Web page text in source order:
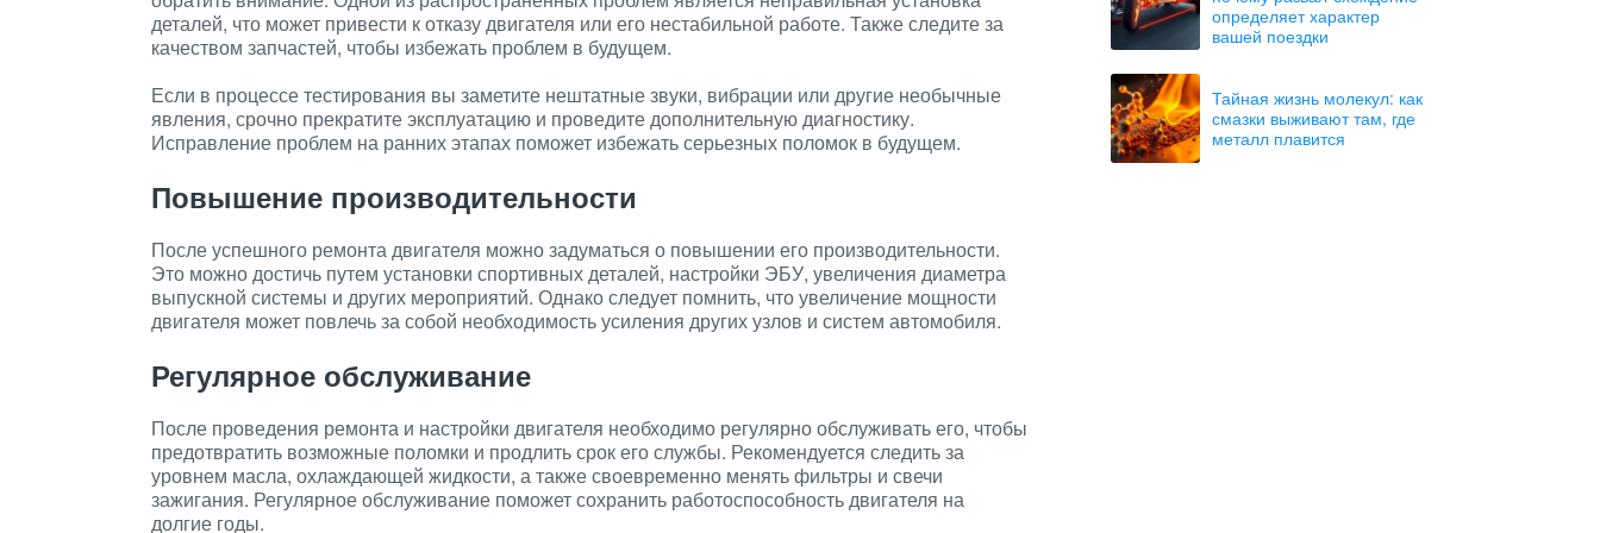
деталей, что может привести к отказу двигателя или его нестабильной работе. Также следите за
качеством запчастей, чтобы избежать проблем в будущем.
Если в процессе тестирования вы заметите нештатные звуки, вибрации или другие необычные
явления, срочно прекратите эксплуатацию и проведите дополнительную диагностику.
Исправление проблем на ранних этапах поможет избежать серьезных поломок в будущем.
Повышение производительности
После успешного ремонта двигателя можно задуматься о повышении его производительности.
Это можно достичь путем установки спортивных деталей, настройки ЭБУ, увеличения диаметра
выпускной системы и других мероприятий. Однако следует помнить, что увеличение мощности
двигателя может повлечь за собой необходимость усиления других узлов и систем автомобиля.
Регулярное обслуживание
После проведения ремонта и настройки двигателя необходимо регулярно обслуживать его, чтобы
предотвратить возможные поломки и продлить срок его службы. Рекомендуется следить за
уровнем масла, охлаждающей жидкости, а также своевременно менять фильтры и свечи
зажигания. Регулярное обслуживание поможет сохранить работоспособность двигателя на
долгие годы.
определяет характер
вашей поездки
Тайная жизнь молекул: как
смазки выживают там, где
металл плавится